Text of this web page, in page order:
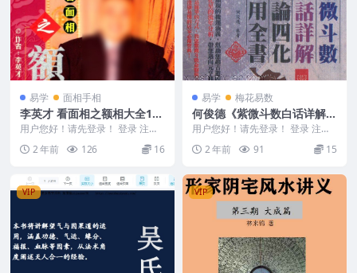
易学 面相手相
李英才 看面相之额相大全157
页.pdf
用户您好！请先登录！ 登录 注册
李英才 看面相之额相大全157页.p
df 24...
2 年前 126 16
易学 梅花易数
何俊德《紫微斗数白话详解专
论四化实用全书》370页
用户您好！请先登录！ 登录 注册
何俊德《紫微斗数白话详解专论四
化实用全书》37...
2 年前 91 15
VIP VIP